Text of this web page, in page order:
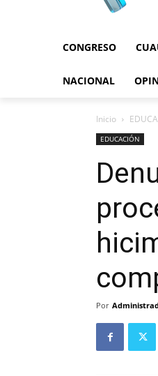
CONGRESO
NACIONAL
Inicio
EDUCACIÓN
Por